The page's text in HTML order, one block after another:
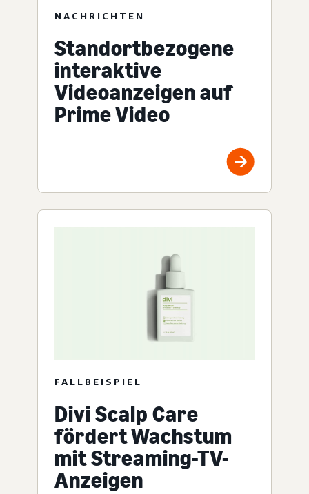
NACHRICHTEN
Standortbezogene
interaktive
Videoanzeigen auf
Prime Video
FALLBEISPIEL
Divi Scalp Care
fördert Wachstum
mit Streaming-TV-
Anzeigen